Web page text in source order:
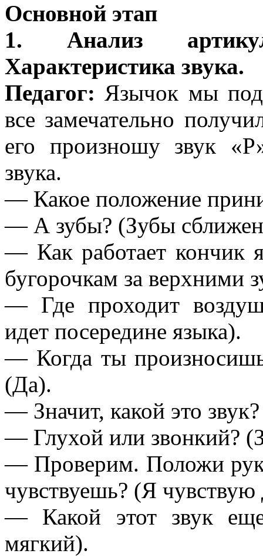
Основной этап
1. Анализ
Характеристика звука.
Педагог: Язычок мы
все замечательно
его произношу звук
звука.
— Какое положение
— А зубы? (Зубы
— Как работает кончик
бугорочкам за верхними
— Где проходит
идет посередине языка).
— Когда ты произносишь
(Да).
— Значит, какой это звук?
— Глухой или звонкий?
— Проверим. Положи
чувствуешь? (Я
— Какой этот звук
мягкий).